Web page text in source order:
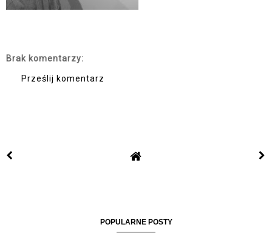
Brak komentarzy:
Prześlij komentarz
POPULARNE POSTY